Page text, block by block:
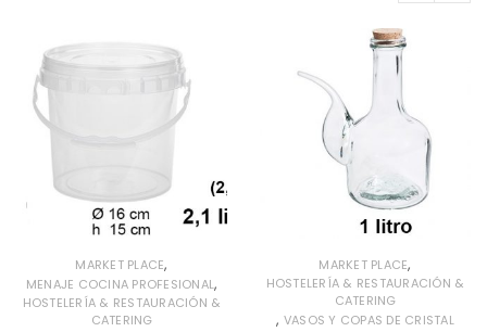
MARKET PLACE,
MENAJE COCINA PROFESIONAL,
HOSTELERÍA & RESTAURACIÓN &
CATERING
MARKET PLACE,
HOSTELERÍA & RESTAURACIÓN &
CATERING
, VASOS Y COPAS DE CRISTAL